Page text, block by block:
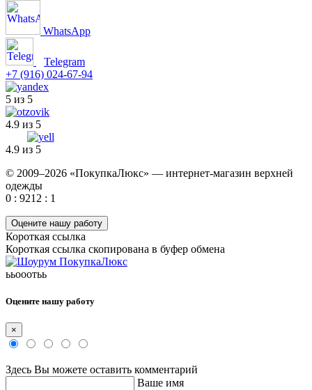
WhatsApp
Telegram
+7 (916) 024-67-94
5 из 5
4.9 из 5
4.9 из 5
© 2009–2026 «ПокупкаЛюкс» — интернет-магазин верхней
одежды
0 : 9212 : 1
Оцените нашу работу
Короткая ссылка
Короткая ссылка скопирована в буфер обмена
ььооотьь
Оцените нашу работу
×
Здесь Вы можете оставить комментарий
Ваше имя